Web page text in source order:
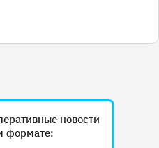
новости
формате: